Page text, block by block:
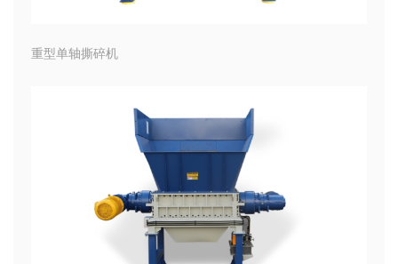
重型单轴撕碎机